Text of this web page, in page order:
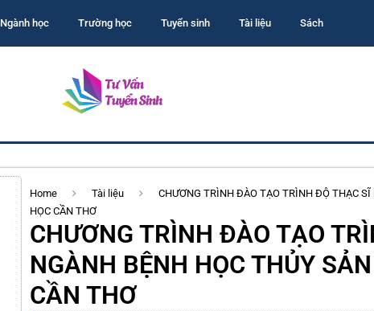
Ngành học Trường học Tuyển sinh Tài liệu Sách
Home Tài liệu
CHƯƠNG TRÌNH ĐÀO TẠO TRÌNH ĐỘ THẠC
HỌC CẦN THƠ
CHƯƠNG TRÌNH ĐÀO TẠO
NGÀNH BỆNH HỌC THỦY
CẦN THƠ